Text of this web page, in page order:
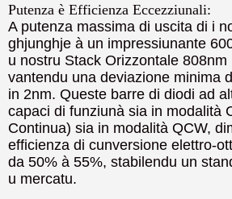
Putenza è Efficienza Eccezziunali:
A putenza massima di uscita di i
ghjunghje à un impressiunante
u nostru Stack Orizzontale 808nm
vantendu una deviazione minima
in 2nm. Queste barre di diodi ad
capaci di funziunà sia in modalità
Continua) sia in modalità QCW,
efficienza di cunversione elettro-
da 50% à 55%, stabilendu un
u mercatu.